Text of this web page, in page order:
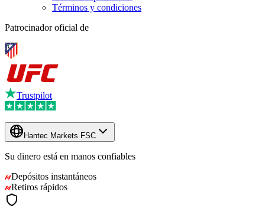
Términos y condiciones
Patrocinador oficial de
Trustpilot
Hantec Markets FSC
Su dinero está en manos confiables
Depósitos instantáneos
Retiros rápidos